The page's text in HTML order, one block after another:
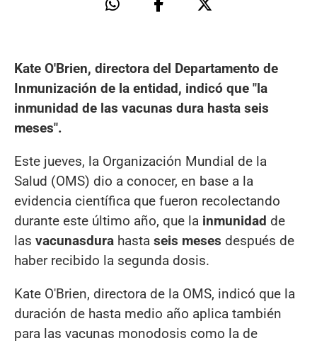
Kate O'Brien, directora del Departamento de
Inmunización de la entidad, indicó que "la
inmunidad de las vacunas dura hasta seis
meses".
Este jueves, la Organización Mundial de la
Salud (OMS) dio a conocer, en base a la
evidencia científica que fueron recolectando
durante este último año, que la inmunidad de
las vacunasdura hasta seis meses después de
haber recibido la segunda dosis.
Kate O'Brien, directora de la OMS, indicó que la
duración de hasta medio año aplica también
para las vacunas monodosis como la de